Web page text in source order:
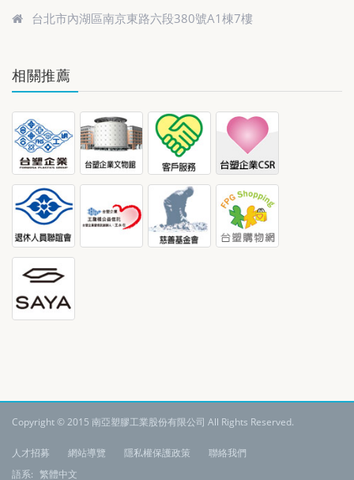
台北市內湖區南京東路六段380號A1棟7樓
相關推薦
Copyright © 2015 南亞塑膠工業股份有限公司 All Rights Reserved.
人才招募 網站導覽 隱私權保護政策
聯絡我們
語系: 繁體中文